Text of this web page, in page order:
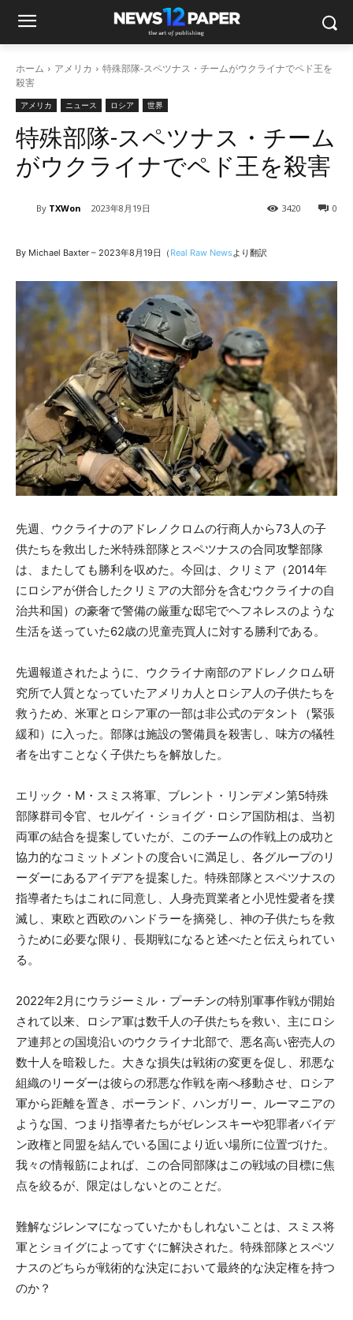
ホーム アメリカ
特殊部隊-スペツナス・チームがウクライナでペド王を
殺害
アメリカ ニュース ロシア 世界
特殊部隊-スペツナス・チーム
がウクライナでペド王を殺害
By TXWon 2023年8月19日 0
3420
By Michael Baxter – 2023年8月19日（ Real Raw Newsより翻訳
先週、ウクライナのアドレノクロムの行商人から73人の子
供たちを救出した米特殊部隊とスペツナスの合同攻撃部隊
は、またしても勝利を収めた。今回は、クリミア（2014年
にロシアが併合したクリミアの大部分を含むウクライナの自
治共和国）の豪奢で警備の厳重な邸宅でヘフネレスのような
生活を送っていた62歳の児童売買人に対する勝利である。
先週報道されたように、ウクライナ南部のアドレノクロム研
究所で人質となっていたアメリカ人とロシア人の子供たちを
救うため、米軍とロシア軍の一部は非公式のデタント（緊張
緩和）に入った。部隊は施設の警備員を殺害し、味方の犠牲
者を出すことなく子供たちを解放した。
エリック・M・スミス将軍、ブレント・リンデメン第5特殊
部隊群司令官、セルゲイ・ショイグ・ロシア国防相は、当初
両軍の結合を提案していたが、このチームの作戦上の成功と
協力的なコミットメントの度合いに満足し、各グループのリ
ーダーにあるアイデアを提案した。特殊部隊とスペツナスの
指導者たちはこれに同意し、人身売買業者と小児性愛者を撲
滅し、東欧と西欧のハンドラーを摘発し、神の子供たちを救
うために必要な限り、長期戦になると述べたと伝えられてい
る。
2022年2月にウラジーミル・プーチンの特別軍事作戦が開始
されて以来、ロシア軍は数千人の子供たちを救い、主にロシ
ア連邦との国境沿いのウクライナ北部で、悪名高い密売人の
数十人を暗殺した。大きな損失は戦術の変更を促し、邪悪な
組織のリーダーは彼らの邪悪な作戦を南へ移動させ、ロシア
軍から距離を置き、ポーランド、ハンガリー、ルーマニアの
ような国、つまり指導者たちがゼレンスキーや犯罪者バイデ
ン政権と同盟を結んでいる国により近い場所に位置づけた。
我々の情報筋によれば、この合同部隊はこの戦域の目標に焦
点を絞るが、限定はしないとのことだ。
難解なジレンマになっていたかもしれないことは、スミス将
軍とショイグによってすぐに解決された。特殊部隊とスペツ
ナスのどちらが戦術的な決定において最終的な決定権を持つ
のか？